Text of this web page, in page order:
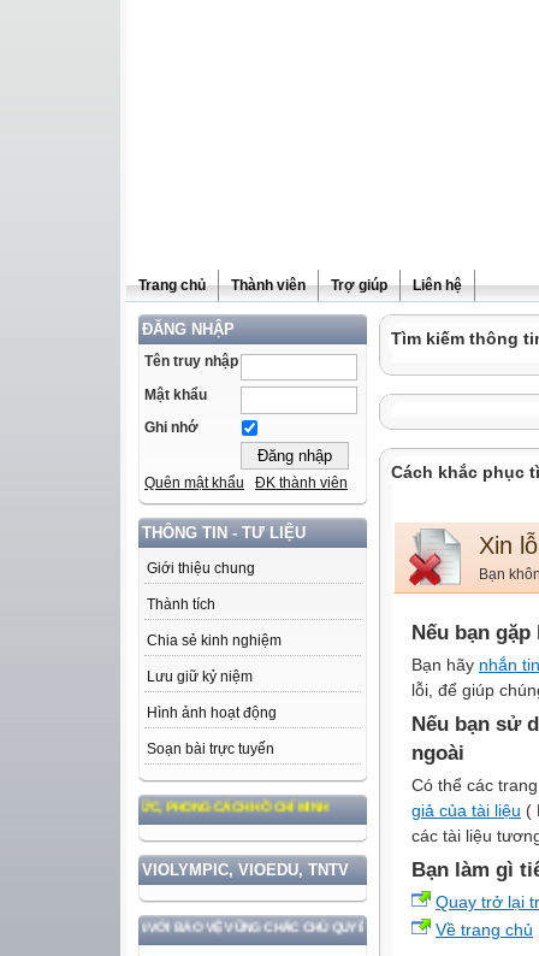
Trang chủ Thành viên Trợ giúp Liên hệ
ĐĂNG NHẬP
Tên truy nhập
Mật khẩu
Ghi nhớ
Quên mật khẩu ĐK thành viên
THÔNG TIN - TƯ LIỆU
Giới thiệu chung
Thành tích
Chia sẻ kinh nghiệm
Lưu giữ kỷ niệm
Hình ảnh hoạt động
Soạn bài trực tuyến
TƯỞNG, ĐẠO ĐỨC, PHONG CÁCH HỒ CHÍ MINH
VIOLYMPIC, VIOEDU, TNTV
ĐẤT NƯỚC GẮN VỚI BẢO VỆ VỮNG CHẮC CHỦ QUYỀN VÀ ĐỘC LẬP DÂN TỘC!
Tìm kiếm thông
Cách khắc phục
Xin
Bạn
Nếu bạn
Bạn hãy nhắn
lỗi, để giúp
Nếu bạn sử
ngoài
Có thể các
giả của tài liệu (
các tài liệu
Bạn làm gì
Quay trở lại
Về trang chủ